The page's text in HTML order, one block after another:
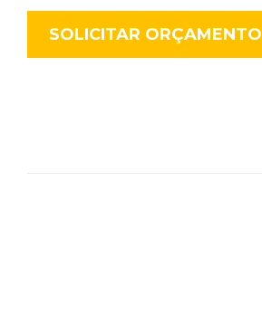
SOLICITAR ORÇAMENTO